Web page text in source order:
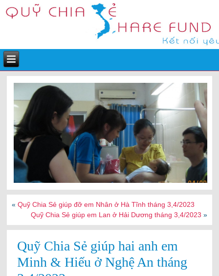
«Quỹ Chia Sẻ giúp đỡ em Nhân ở Hà Tĩnh tháng 3,4/2023
Quỹ Chia Sẻ giúp em Lan ở Hải Dương tháng 3,4/2023 »
Quỹ Chia Sẻ giúp hai anh em
Minh & Hiếu ở Nghệ An tháng